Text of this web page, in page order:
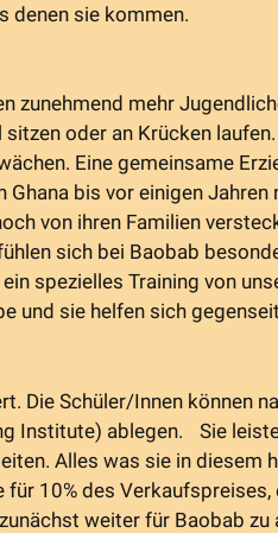
denen sie kommen.
zunehmend mehr
oder an Krücken
Eine gemeinsame
bis vor einigen
von ihren Familien
sich bei Baobab
spezielles Training von
und sie helfen sich
Die Schüler/Innen können
Institute) ablegen. Sie
Alles was sie in diesem
10% des
weiter für Baobab